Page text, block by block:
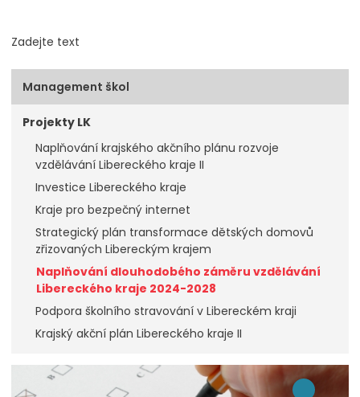
Zadejte text
Management škol
Projekty LK
Naplňování krajského akčního plánu rozvoje
vzdělávání Libereckého kraje II
Investice Libereckého kraje
Kraje pro bezpečný internet
Strategický plán transformace dětských domovů
zřizovaných Libereckým krajem
Naplňování dlouhodobého záměru vzdělávání
Libereckého kraje 2024-2028
Podpora školního stravování v Libereckém kraji
Krajský akční plán Libereckého kraje II